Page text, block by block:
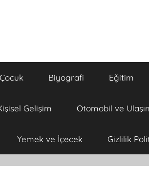
Biyografi Eğitim
Gelişim Otomobil ve
Yemek ve İçecek Gizlilik